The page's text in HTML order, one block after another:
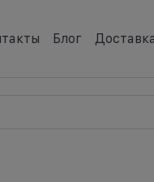
Блог Доставка